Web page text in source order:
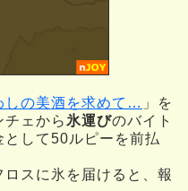
しの美酒を求めて… 」を
チェから 氷運びのバイト
して50ルピーを前払
スに氷を届けると、報